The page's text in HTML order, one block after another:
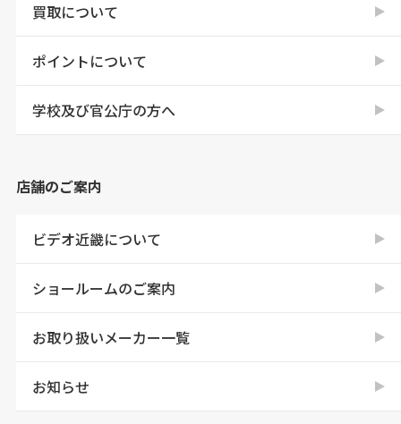
買取について
ポイントについて
学校及び官公庁の方へ
店舗のご案内
ビデオ近畿について
ショールームのご案内
お取り扱いメーカー一覧
お知らせ